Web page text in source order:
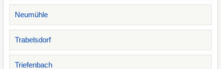
Neumühle
Trabelsdorf
Triefenbach